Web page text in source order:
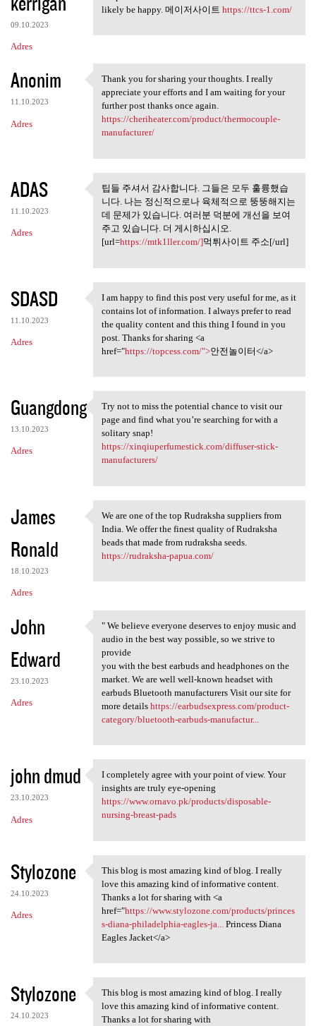
09.10.2023
Adres
likely be happy. 메이저사이트 https://ttcs-1.com/
Anonim
11.10.2023
Adres
Thank you for sharing your
Thank you for sharing your thoughts. I really
appreciate your efforts and I am waiting for your
further post thanks once again.
https://cheriheater.com/product/thermocouple-
manufacturer/
ADAS
11.10.2023
Adres
팁들 주셔서 감사합니다. 그들은
모두 훌륭했습니다.
팁들 주셔서 감사합니다. 그들은 모두 훌륭했습
니다. 나는 정신적으로나 육체적으로 뚱뚱해지는
데 문제가 있습니다. 여러분 덕분에 개선을 보여
주고 있습니다. 더 게시하십시오.
[url=https://mtk1ller.com/]먹튀사이트 주소[/url]
SDASD
11.10.2023
Adres
I am happy to find this post
I am happy to find this post very useful for me, as it
contains lot of information. I always prefer to read
the quality content and this thing I found in you
post. Thanks for sharing <a
href="https://topcess.com/">안전놀이터</a>
Guangdong
13.10.2023
Adres
Try not to miss the potential
Try not to miss the potential chance to visit our
page and find what you’re searching for with a
solitary snap!
https://xinqiuperfumestick.com/diffuser-stick-
manufacturers/
James
Ronald
18.10.2023
Adres
We are one of the top
We are one of the top Rudraksha suppliers from
India. We offer the finest quality of Rudraksha
beads that made from rudraksha seeds.
https://rudraksha-papua.com/
John
Edward
23.10.2023
Adres
" We believe everyone
" We believe everyone deserves to enjoy music and
audio in the best way possible, so we strive to
provide
you with the best earbuds and headphones on the
market. We are well well-known headset with
earbuds Bluetooth manufacturers Visit our site for
more details https://earbudsexpress.com/product-
category/bluetooth-earbuds-manufactur...
john dmud
23.10.2023
Adres
I completely agree with your
I completely agree with your point of view. Your
insights are truly eye-opening
https://www.ornavo.pk/products/disposable-
nursing-breast-pads
Stylozone
24.10.2023
Adres
This blog is most amazing
This blog is most amazing kind of blog. I really
love this amazing kind of informative content.
Thanks a lot for sharing with <a
href="https://www.stylozone.com/products/princes
s-diana-philadelphia-eagles-ja...
Princess Diana
Eagles Jacket</a>
Stylozone
24.10.2023
This blog is most amazing
This blog is most amazing kind of blog. I really
love this amazing kind of informative content.
Thanks a lot for sharing with